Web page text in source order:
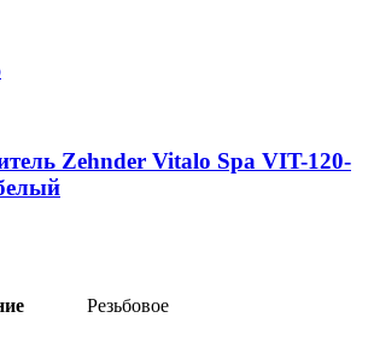
Zehnder Vitalo Spa VIT-120-
Резьбовое